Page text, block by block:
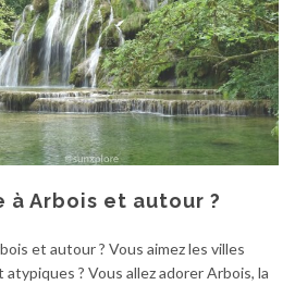
à Arbois et autour ?
et autour ? Vous aimez les villes
? Vous allez adorer Arbois, la